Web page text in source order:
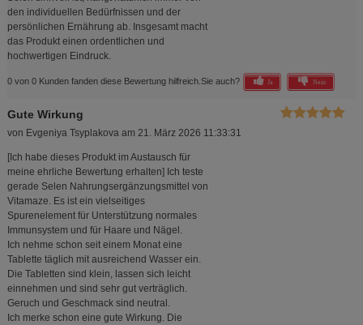
den individuellen Bedürfnissen und der
persönlichen Ernährung ab. Insgesamt macht
das Produkt einen ordentlichen und
hochwertigen Eindruck.
0 von 0 Kunden fanden diese Bewertung hilfreich. Sie auch? Ja Nein
Gute Wirkung
von Evgeniya Tsyplakovaam 21. März 2026 11:33:31
[Ich habe dieses Produkt im Austausch für
meine ehrliche Bewertung erhalten] Ich teste
gerade Selen Nahrungsergänzungsmittel von
Vitamaze. Es ist ein vielseitiges
Spurenelement für Unterstützung normales
Immunsystem und für Haare und Nägel.
Ich nehme schon seit einem Monat eine
Tablette täglich mit ausreichend Wasser ein.
Die Tabletten sind klein, lassen sich leicht
einnehmen und sind sehr gut verträglich.
Geruch und Geschmack sind neutral.
Ich merke schon eine gute Wirkung. Die